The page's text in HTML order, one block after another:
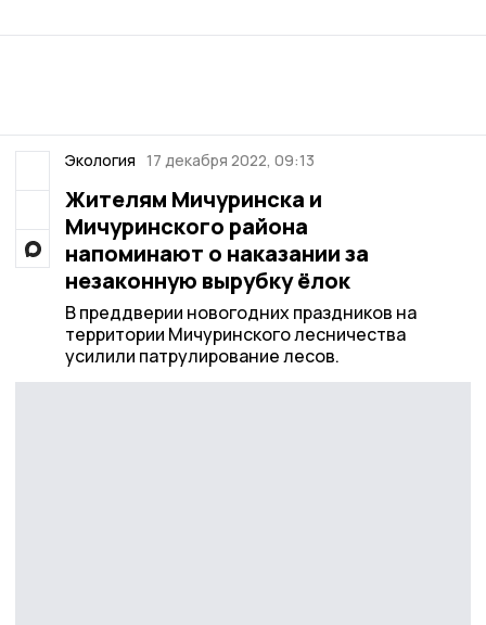
Экология 17 декабря 2022, 09:13
Жителям Мичуринска и
Мичуринского района
напоминают о наказании за
незаконную вырубку ёлок
В преддверии новогодних праздников на
территории Мичуринского лесничества
усилили патрулирование лесов.